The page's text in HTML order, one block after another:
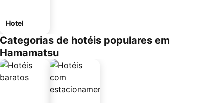
Hotel
Categorias de hotéis populares em
Hamamatsu